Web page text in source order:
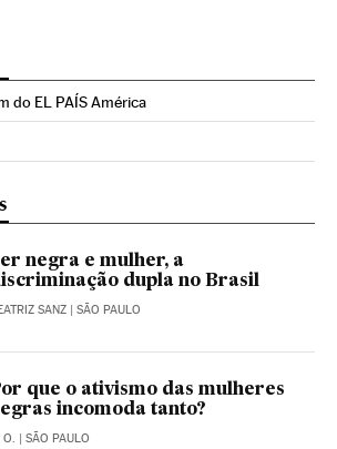
do EL PAÍS América
Brasil en Twitter
El País Brasil en Instagram
El País Brasil en Facebook
negra e mulher, a
dupla no Brasil
SANZ | SÃO PAULO
que o ativismo das mulheres
incomoda tanto?
O. | SÃO PAULO